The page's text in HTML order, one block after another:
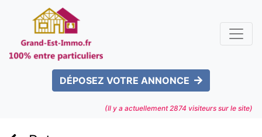
DÉPOSEZ VOTRE ANNONCE
(Il y a actuellement2874 visiteurs sur le site)